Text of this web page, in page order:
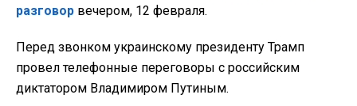
разговор вечером, 12 февраля.
Перед звонком украинскому президенту Трамп
провел телефонные переговоры с российским
диктатором Владимиром Путиным.